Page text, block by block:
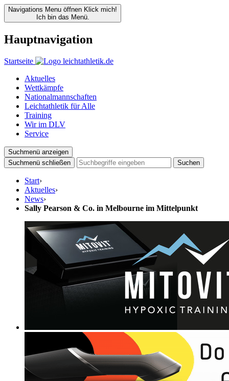
Navigations Menu öffnen Klick mich!
Ich bin das Menü.
Hauptnavigation
Startseite
Aktuelles
Wettkämpfe
Nationalmannschaften
Leichtathletik für Alle
Training
Wir im DLV
Service
Suchmenü anzeigen
Suchmenü schließen
Suchen
Start›
Aktuelles›
News›
Sally Pearson & Co. in Melbourne im Mittelpunkt